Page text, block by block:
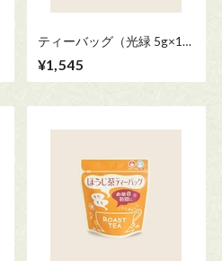
ティーバッグ（光緑 5g×10
¥1,545